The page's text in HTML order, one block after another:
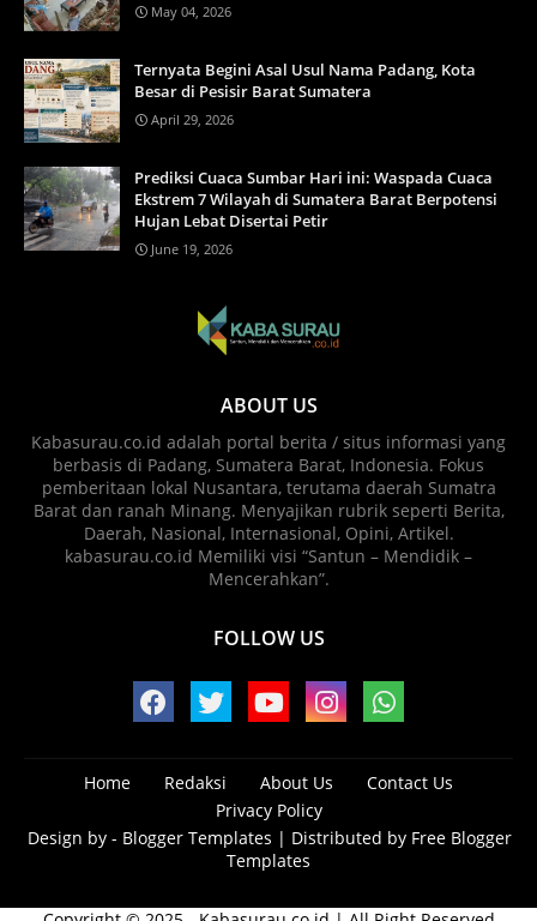
May 04, 2026
Ternyata Begini Asal Usul Nama Padang, Kota
Besar di Pesisir Barat Sumatera
April 29, 2026
Prediksi Cuaca Sumbar Hari ini: Waspada Cuaca
Ekstrem 7 Wilayah di Sumatera Barat Berpotensi
Hujan Lebat Disertai Petir
June 19, 2026
ABOUT US
Kabasurau.co.id adalah portal berita / situs informasi yang
berbasis di Padang, Sumatera Barat, Indonesia. Fokus
pemberitaan lokal Nusantara, terutama daerah Sumatra
Barat dan ranah Minang. Menyajikan rubrik seperti Berita,
Daerah, Nasional, Internasional, Opini, Artikel.
kabasurau.co.id Memiliki visi “Santun – Mendidik –
Mencerahkan”.
FOLLOW US
Home Redaksi About Us
Contact Us
Privacy Policy
Design by - Blogger Templates | Distributed by Free Blogger
Templates